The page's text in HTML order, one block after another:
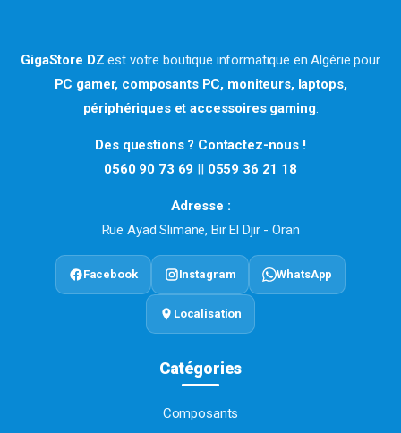
GigaStore DZ est votre boutique informatique en Algérie pour
PC gamer, composants PC, moniteurs, laptops,
périphériques et accessoires gaming.
Des questions ? Contactez-nous !
0560 90 73 69 || 0559 36 21 18
Adresse :
Rue Ayad Slimane, Bir El Djir - Oran
Facebook Instagram WhatsApp
Localisation
Catégories
Composants